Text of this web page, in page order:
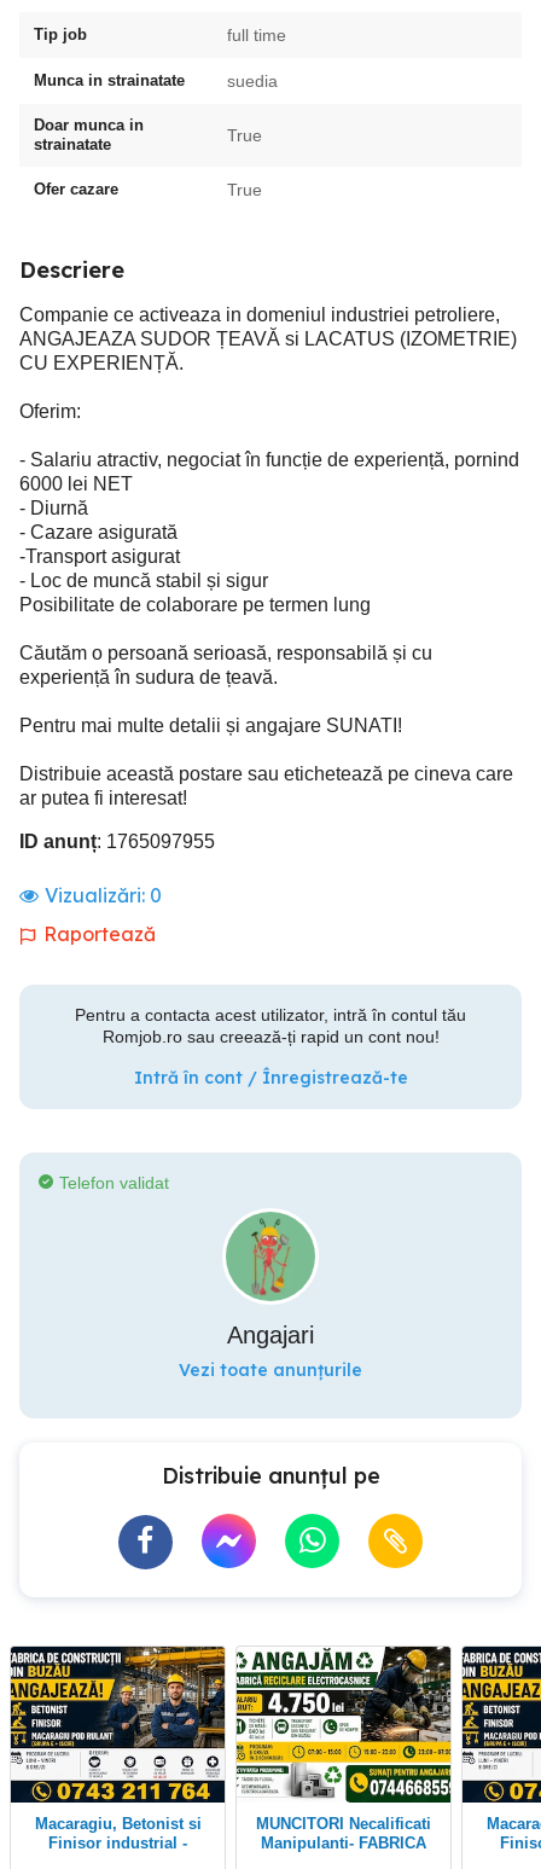
Tip job full time
Munca in strainatate suedia
Doar munca in
strainatate
True
Ofer cazare True
Descriere
Companie ce activeaza in domeniul industriei petroliere,
ANGAJEAZA SUDOR ȚEAVĂ si LACATUS (IZOMETRIE)
CU EXPERIENȚĂ.
Oferim:
- Salariu atractiv, negociat în funcție de experiență, pornind
6000 lei NET
- Diurnă
- Cazare asigurată
-Transport asigurat
- Loc de muncă stabil și sigur
Posibilitate de colaborare pe termen lung
Căutăm o persoană serioasă, responsabilă și cu
experiență în sudura de țeavă.
Pentru mai multe detalii și angajare SUNATI!
Distribuie această postare sau etichetează pe cineva care
ar putea fi interesat!
ID anunț: 1765097955
Vizualizări: 0
Raportează
Pentru a contacta acest utilizator, intră în contul tău
Romjob.ro sau creează-ți rapid un cont nou!
Intră în cont / Înregistrează-te
Telefon validat
Angajari
Vezi toate anunțurile
Distribuie anunțul pe
Macaragiu, Betonist si
Finisor industrial -
MUNCITORI Necalificati
Manipulanti- FABRICA
Macaragiu, Betonist si